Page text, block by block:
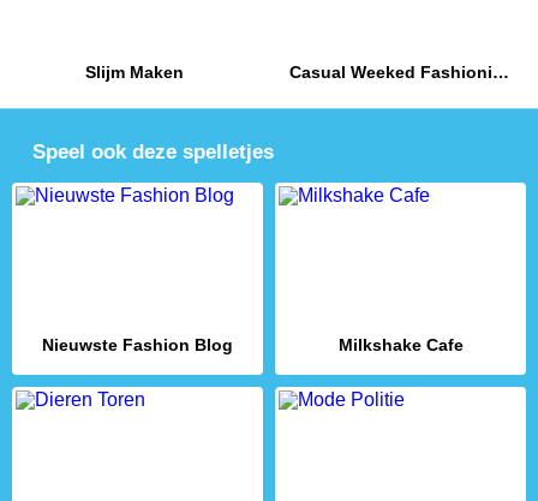
Slijm Maken Casual Weeked Fashionistas
Speel ook deze spelletjes
Nieuwste Fashion Blog Milkshake Cafe